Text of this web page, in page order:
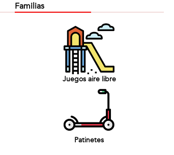
Familias
Juegos aire libre
Patinetes